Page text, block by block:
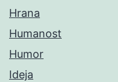
Hrana
Humanost
Humor
Ideja